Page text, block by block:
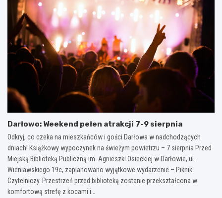
Darłowo: Weekend pełen atrakcji 7-9 sierpnia
Odkryj, co czeka na mieszkańców i gości Darłowa w nadchodzących
dniach! Książkowy wypoczynek na świeżym powietrzu – 7 sierpnia Przed
Miejską Biblioteką Publiczną im. Agnieszki Osieckiej w Darłowie, ul.
Wieniawskiego 19c, zaplanowano wyjątkowe wydarzenie – Piknik
Czytelniczy. Przestrzeń przed biblioteką zostanie przekształcona w
komfortową strefę z kocami i…